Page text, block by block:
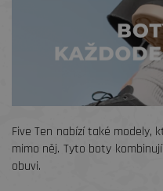
Five Ten nabízí také modely,
mimo něj. Tyto boty
obuvi.